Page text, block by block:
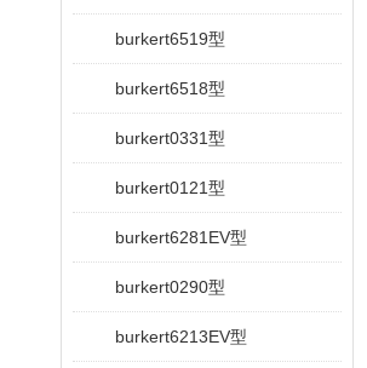
burkert6519型
burkert6518型
burkert0331型
burkert0121型
burkert6281EV型
burkert0290型
burkert6213EV型